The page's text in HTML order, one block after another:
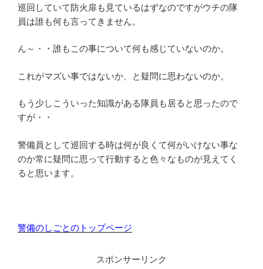
巡回していて防火扉も見ているはずなのですがウチの隊
員は誰も何も言ってきません。
ん～・・誰もこの事について何も感じていないのか。
これがマズい事ではないか、と疑問に思わないのか。
もう少しこういった知識がある隊員も居ると思ったので
すが・・
警備員として巡回する時は何が良くて何がいけない事な
のか常に疑問に思って行動すると色々なものが見えてく
ると思います。
警備のしごとのトップページ
スポンサーリンク